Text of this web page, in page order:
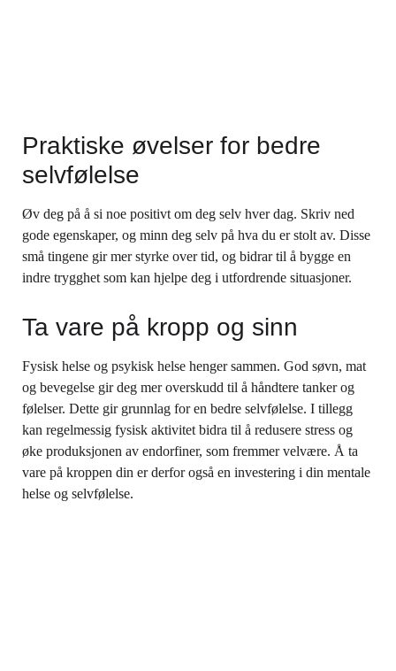
Praktiske øvelser for bedre
selvfølelse
Øv deg på å si noe positivt om deg selv hver dag. Skriv ned
gode egenskaper, og minn deg selv på hva du er stolt av. Disse
små tingene gir mer styrke over tid, og bidrar til å bygge en
indre trygghet som kan hjelpe deg i utfordrende situasjoner.
Ta vare på kropp og sinn
Fysisk helse og psykisk helse henger sammen. God søvn, mat
og bevegelse gir deg mer overskudd til å håndtere tanker og
følelser. Dette gir grunnlag for en bedre selvfølelse. I tillegg
kan regelmessig fysisk aktivitet bidra til å redusere stress og
øke produksjonen av endorfiner, som fremmer velvære. Å ta
vare på kroppen din er derfor også en investering i din mentale
helse og selvfølelse.